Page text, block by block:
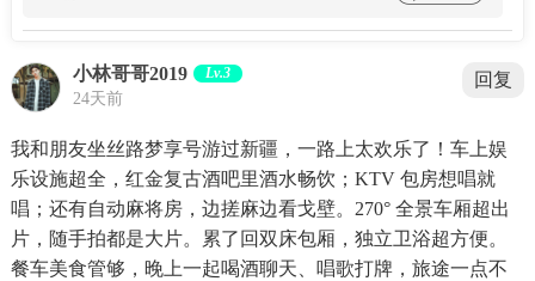
小林哥哥2019 Lv.3
24天前
回复
我和朋友坐丝路梦享号游过新疆，一路上太欢乐了！车上娱
乐设施超全，红金复古酒吧里酒水畅饮；KTV 包房想唱就
唱；还有自动麻将房，边搓麻边看戈壁。270° 全景车厢超出
片，随手拍都是大片。累了回双床包厢，独立卫浴超方便。
餐车美食管够，晚上一起喝酒聊天、唱歌打牌，旅途一点不